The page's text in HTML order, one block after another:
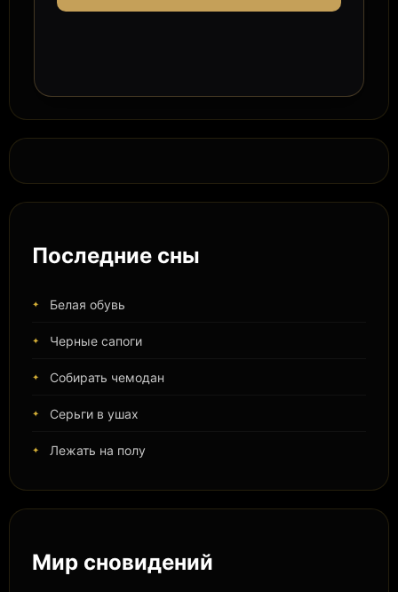
Последние сны
Белая обувь
Черные сапоги
Собирать чемодан
Серьги в ушах
Лежать на полу
Мир сновидений